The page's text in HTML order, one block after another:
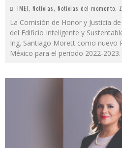
IMEI
Noticias Noticias del momento
La Comisión de Honor y Justicia
del Edificio Inteligente y
Ing. Santiago Morett como nuevo
México para el periodo 2022-2023.